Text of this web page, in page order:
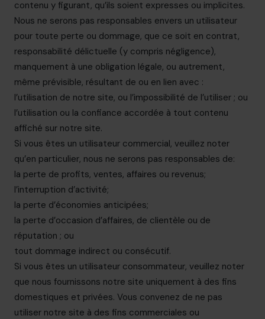
contenu y figurant, qu’ils soient expresses ou implicites.
Nous ne serons pas responsables envers un utilisateur
pour toute perte ou dommage, que ce soit en contrat,
responsabilité délictuelle (y compris négligence),
manquement à une obligation légale, ou autrement,
même prévisible, résultant de ou en lien avec :
l’utilisation de notre site, ou l’impossibilité de l’utiliser ; ou
l’utilisation ou la confiance accordée à tout contenu
affiché sur notre site.
Si vous êtes un utilisateur commercial, veuillez noter
qu’en particulier, nous ne serons pas responsables de:
la perte de profits, ventes, affaires ou revenus;
l’interruption d’activité;
la perte d’économies anticipées;
la perte d’occasion d’affaires, de clientèle ou de
réputation ; ou
tout dommage indirect ou consécutif.
Si vous êtes un utilisateur consommateur, veuillez noter
que nous fournissons notre site uniquement à des fins
domestiques et privées. Vous convenez de ne pas
utiliser notre site à des fins commerciales ou